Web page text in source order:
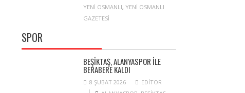
YENI OSMANLI, YENI OSMANLI
GAZETESI
SPOR
BEŞIKTAŞ, ALANYASPOR ILE
BERABERE KALDI
8 ŞUBAT 2026
EDITOR